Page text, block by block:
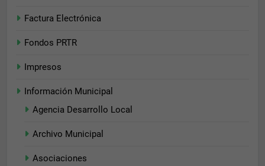
Factura Electrónica
Fondos PRTR
Impresos
Información Municipal
Agencia Desarrollo Local
Archivo Municipal
Asociaciones